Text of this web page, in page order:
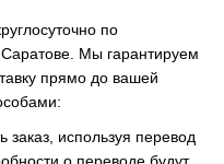
по
Мы гарантируем
прямо до вашей
используя перевод